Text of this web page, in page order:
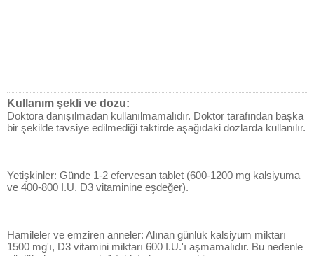
Kullanım şekli ve dozu:
Doktora danışılmadan kullanılmamalıdır. Doktor tarafından başka
bir şekilde tavsiye edilmediği taktirde aşağıdaki dozlarda kullanılır.
Yetişkinler: Günde 1-2 efervesan tablet (600-1200 mg kalsiyuma
ve 400-800 I.U. D3 vitaminine eşdeğer).
Hamileler ve emziren anneler: Alınan günlük kalsiyum miktarı
1500 mg'ı, D3 vitamini miktarı 600 I.U.'ı aşmamalıdır. Bu nedenle